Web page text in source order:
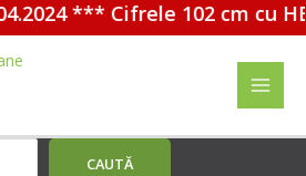
*** Cifrele 102 cm cu
CAUTĂ